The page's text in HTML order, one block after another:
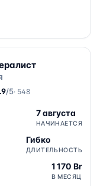
/5· 548
7 августа
НАЧИНАЕТСЯ
Гибко
ДЛИТЕЛЬНОСТЬ
1 170 Br
В МЕСЯЦ